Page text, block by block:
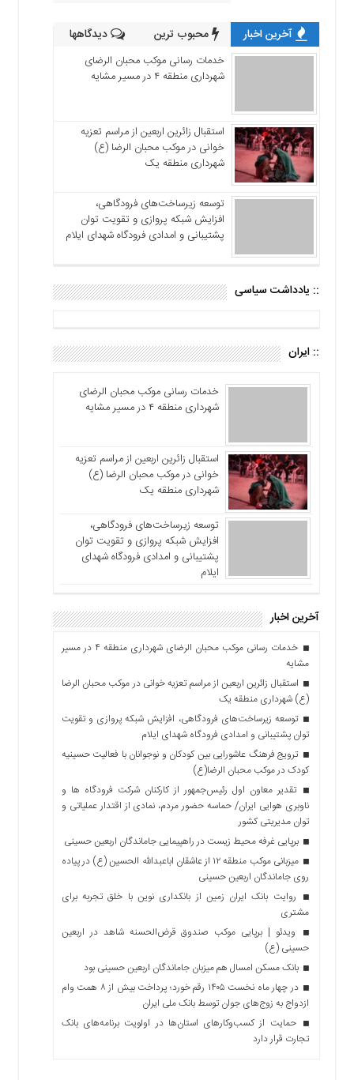
آخرین اخبار محبوب ترین دیدگاهها
خدمات رسانی موکب محبان الرضای
شهرداری منطقه ۴ در مسیر مشایه
استقبال زائرین اربعین از مراسم تعزیه
خوانی در موکب محبان الرضا (ع)
شهرداری منطقه یک
توسعه زیرساخت‌های فرودگاهی،
افزایش شبکه پروازی و تقویت توان
پشتیبانی و امدادی فرودگاه شهدای ایلام
:: یادداشت سیاسی
:: ایران
خدمات رسانی موکب محبان الرضای
شهرداری منطقه ۴ در مسیر مشایه
استقبال زائرین اربعین از مراسم تعزیه
خوانی در موکب محبان الرضا (ع)
شهرداری منطقه یک
توسعه زیرساخت‌های فرودگاهی،
افزایش شبکه پروازی و تقویت توان
پشتیبانی و امدادی فرودگاه شهدای
ایلام
آخرین اخبار
خدمات رسانی موکب محبان الرضای شهرداری منطقه ۴ در مسیر
مشایه
استقبال زائرین اربعین از مراسم تعزیه خوانی در موکب محبان الرضا
(ع) شهرداری منطقه یک
توسعه زیرساخت‌های فرودگاهی، افزایش شبکه پروازی و تقویت
توان پشتیبانی و امدادی فرودگاه شهدای ایلام
ترویج فرهنگ عاشورایی بین کودکان و نوجوانان با فعالیت حسینیه
کودک در موکب محبان الرضا(ع)
تقدیر معاون اول رئیس‌جمهور از کارکنان شرکت فرودگاه ها و
ناوبری هوایی ایران/ حماسه حضور مردم، نمادی از اقتدار عملیاتی و
توان مدیریتی کشور
برپایی غرفه محیط زیست در راهپیمایی جاماندگان اربعین حسینی
میزبانی موکب منطقه ۱۲ از عاشقان اباعبدالله الحسین (ع) در پیاده
روی جاماندگان اربعین حسینی
روایت بانک ایران زمین از بانکداری نوین با خلق تجربه برای
مشتری
ویدئو | برپایی موکب صندوق قرض‌الحسنه شاهد در اربعین
حسینی (ع)
بانک مسکن امسال هم میزبان جاماندگان اربعین حسینی بود
در چهار ماه نخست ۱۴۰۵ رقم خورد؛ پرداخت بیش از ۸ همت وام
ازدواج به زوج‌های جوان توسط بانک ملی ایران
حمایت از کسب‌وکارهای استان‌ها در اولویت برنامه‌های بانک
تجارت قرار دارد